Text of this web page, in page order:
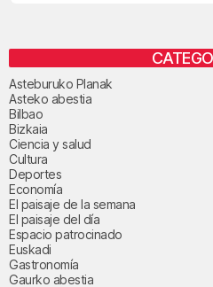
Asteburuko Planak
Asteko abestia
Bilbao
Bizkaia
Ciencia y salud
Cultura
Deportes
Economía
El paisaje de la semana
El paisaje del día
Espacio patrocinado
Euskadi
Gastronomía
Gaurko abestia